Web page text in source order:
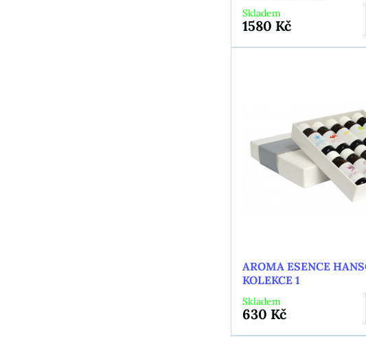
Skladem
1580 Kč
AROMA ESENCE
KOLEKCE 1
Skladem
630 Kč